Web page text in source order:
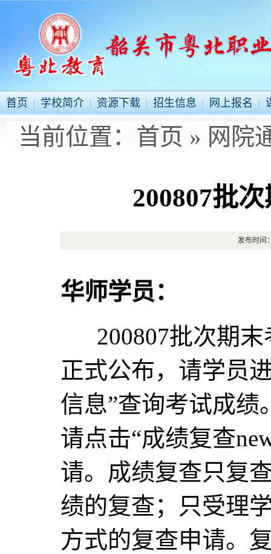
首页 学校简介 资源下载 招生信息 网上报名
当前位置： 首页 » 网院
200807批
发布时间
华师学员：
200807批次期末
正式公布，请学员
信息”查询考试成
请点击“成绩复查
请。成绩复查只复
绩的复查；只受理
方式的复查申请。